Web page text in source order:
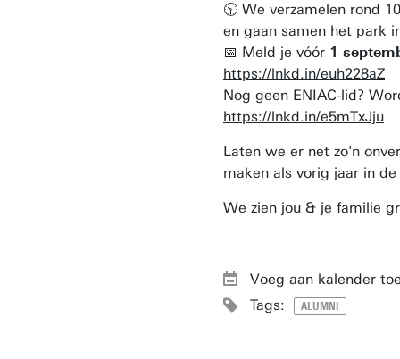
🕥 We verzamelen rond
en gaan samen het park
📅 Meld je vóór 1
https://lnkd.in/euh228aZ
Nog geen ENIAC-lid?
https://lnkd.in/e5mTxJju
Laten we er net zo'n
maken als vorig jaar in
We zien jou & je familie
Voeg aan kalender
Tags:
ALUMNI